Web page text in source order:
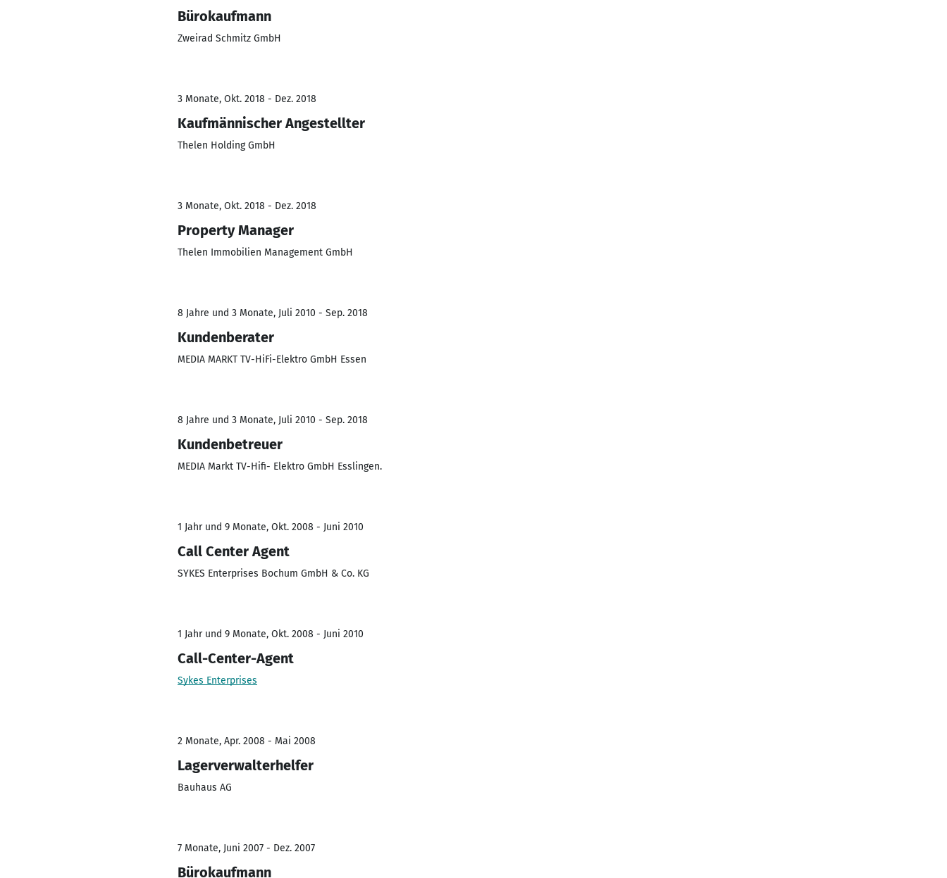
Bürokaufmann
Zweirad Schmitz GmbH
3 Monate, Okt. 2018 - Dez. 2018
Kaufmännischer Angestellter
Thelen Holding GmbH
3 Monate, Okt. 2018 - Dez. 2018
Property Manager
Thelen Immobilien Management GmbH
8 Jahre und 3 Monate, Juli 2010 - Sep. 2018
Kundenberater
MEDIA MARKT TV-HiFi-Elektro GmbH Essen
8 Jahre und 3 Monate, Juli 2010 - Sep. 2018
Kundenbetreuer
MEDIA Markt TV-Hifi- Elektro GmbH Esslingen.
1 Jahr und 9 Monate, Okt. 2008 - Juni 2010
Call Center Agent
SYKES Enterprises Bochum GmbH & Co. KG
1 Jahr und 9 Monate, Okt. 2008 - Juni 2010
Call-Center-Agent
Sykes Enterprises
2 Monate, Apr. 2008 - Mai 2008
Lagerverwalterhelfer
Bauhaus AG
7 Monate, Juni 2007 - Dez. 2007
Bürokaufmann